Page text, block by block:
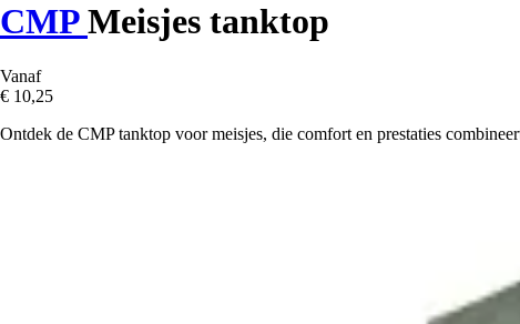
CMPMeisjes tanktop
Vanaf
€ 10,25
Ontdek de CMP tanktop voor meisjes, die comfort en prestaties